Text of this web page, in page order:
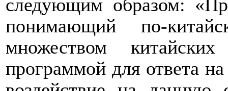
следующим образом: «
понимающий по-
множеством
программой для ответа